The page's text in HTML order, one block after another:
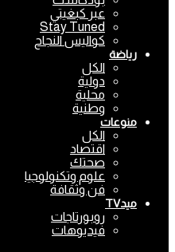
عبر كبغيتي
Stay Tuned
كواليس النجاح
رياضة
الكل
دولية
محلية
وطنية
منوعات
الكل
اقتصاد
صحتك
علوم وتكنولوجيا
فن وثقافة
ميدTV
روبورتاجات
فيديوهات